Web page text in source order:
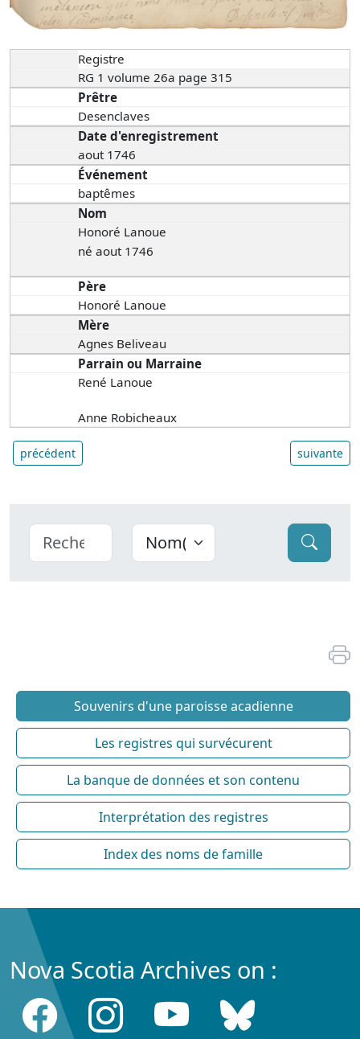
Registre
RG 1 volume 26a page 315
Prêtre
Desenclaves
Date d'enregistrement
aout 1746
Événement
baptêmes
Nom
Honoré Lanoue
né aout 1746
Père
Honoré Lanoue
Mère
Agnes Beliveau
Parrain ou Marraine
René Lanoue
Anne Robicheaux
précédent suivante
Souvenirs d'une paroisse acadienne
Les registres qui survécurent
La banque de données et son contenu
Interprétation des registres
Index des noms de famille
Nova Scotia Archives on :